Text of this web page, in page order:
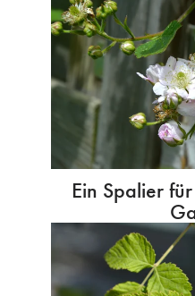
Ein Spalier